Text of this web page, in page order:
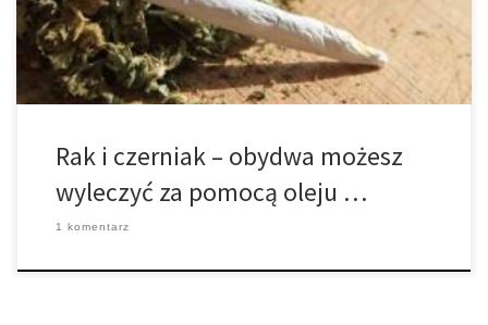
Stosuj olej bezpośrednio na raka skóry, […]
Rak i czerniak – obydwa możesz
wyleczyć za pomocą oleju …
1 komentarz